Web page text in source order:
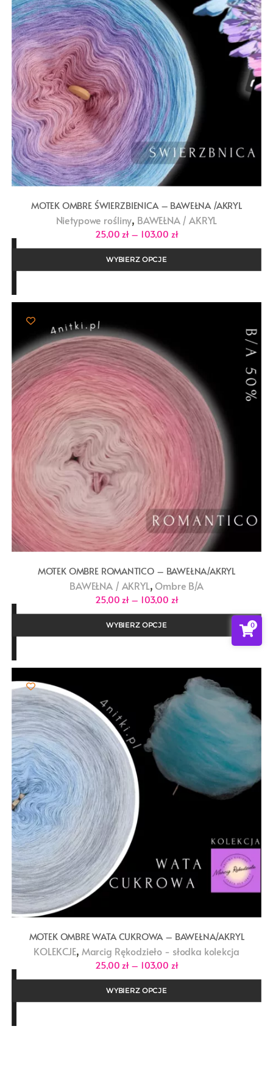
MOTEK OMBRE ŚWIERZBIENICA – BAWEŁNA /AKRYL
Nietypowe rośliny, BAWEŁNA / AKRYL
25,00zł – 103,00 złZakres
od
do
WYBIERZ OPCJE
MOTEK OMBRE ROMANTICO – BAWEŁNA/AKRYL
BAWEŁNA / AKRYL, Ombre B/A
25,00zł – 103,00 złZakres
od
do
WYBIERZ OPCJE
MOTEK OMBRE WATA CUKROWA – BAWEŁNA/AKRYL
KOLEKCJE, Marcig Rękodzieło - słodka kolekcja
25,00zł – 103,00 złZakres
od
do
WYBIERZ OPCJE
0